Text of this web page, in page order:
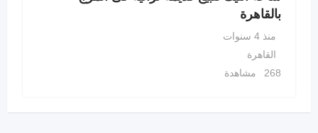
بالقاهرة
منذ 4 سنوات
القاهرة
268 مشاهدة